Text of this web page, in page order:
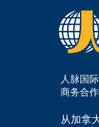
人脉国
商务合
从加拿